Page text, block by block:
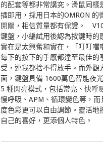
的配套等都非常講究。滑鼠同樣
插即用，採用日本的OMRON 的
開關，相信質量都有保證。
鍵盤，小編試用後認為按鍵時的
實在是太興奮和實在，「叮叮噹
每下的按下的手感都達至最佳的
受，連我都捨不得放手。而外觀
面，鍵盤具備 1600萬色智能夜光
5 種閃亮模式，包括常亮、快呼
慢呼吸、APM、循環變色等，而
度色彩更可以自由調節。靈活地
自己的喜好，更添個人特色。